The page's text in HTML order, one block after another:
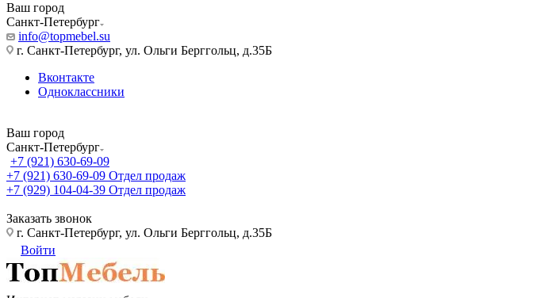
Ваш город
Санкт-Петербург
info@topmebel.su
г. Санкт-Петербург, ул. Ольги Берггольц, д.35Б
Вконтакте
Одноклассники
Ваш город
Санкт-Петербург
+7 (921) 630-69-09
+7 (921) 630-69-09 Отдел продаж
+7 (929) 104-04-39 Отдел продаж
Заказать звонок
г. Санкт-Петербург, ул. Ольги Берггольц, д.35Б
Войти